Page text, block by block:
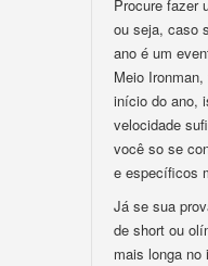
Procure fazer
ou seja, caso
ano é um
Meio
início do ano,
velocidade
você so se
e específicos
Já se sua
de short ou
mais longa